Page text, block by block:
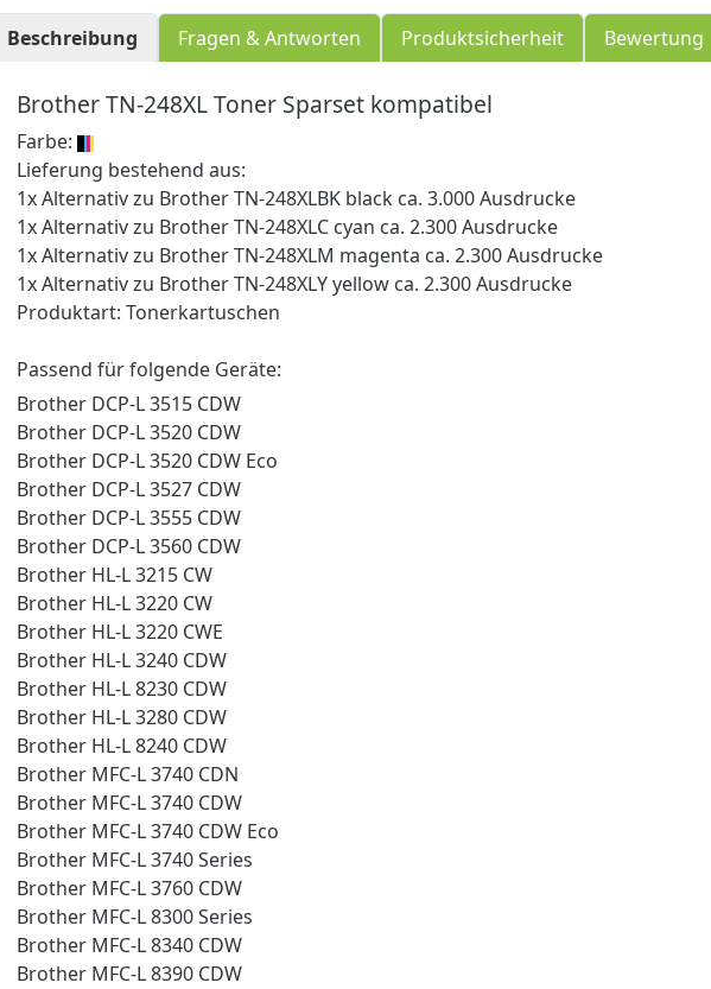
Beschreibung Fragen & Antworten Produktsicherheit Bewertung
Brother TN-248XL Toner Sparset kompatibel
Farbe:
Lieferung bestehend aus:
1x Alternativ zu Brother TN-248XLBK black ca. 3.000 Ausdrucke
1x Alternativ zu Brother TN-248XLC cyan ca. 2.300 Ausdrucke
1x Alternativ zu Brother TN-248XLM magenta ca. 2.300 Ausdrucke
1x Alternativ zu Brother TN-248XLY yellow ca. 2.300 Ausdrucke
Produktart: Tonerkartuschen
Passend für folgende Geräte:
Brother DCP-L 3515 CDW
Brother DCP-L 3520 CDW
Brother DCP-L 3520 CDW Eco
Brother DCP-L 3527 CDW
Brother DCP-L 3555 CDW
Brother DCP-L 3560 CDW
Brother HL-L 3215 CW
Brother HL-L 3220 CW
Brother HL-L 3220 CWE
Brother HL-L 3240 CDW
Brother HL-L 8230 CDW
Brother HL-L 3280 CDW
Brother HL-L 8240 CDW
Brother MFC-L 3740 CDN
Brother MFC-L 3740 CDW
Brother MFC-L 3740 CDW Eco
Brother MFC-L 3740 Series
Brother MFC-L 3760 CDW
Brother MFC-L 8300 Series
Brother MFC-L 8340 CDW
Brother MFC-L 8390 CDW